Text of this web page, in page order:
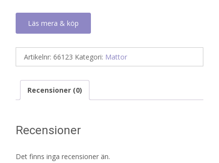
Läs mera & köp
Artikelnr: 66123 Kategori: Mattor
Recensioner (0)
Recensioner
Det finns inga recensioner än.